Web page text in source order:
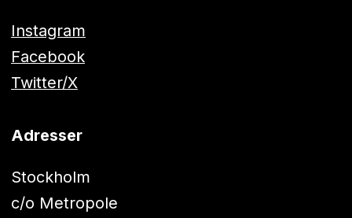
Instagram
Facebook
Twitter/X
Adresser
Stockholm
c/o Metropole